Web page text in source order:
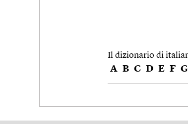
Il dizionario di
A B C D E F G